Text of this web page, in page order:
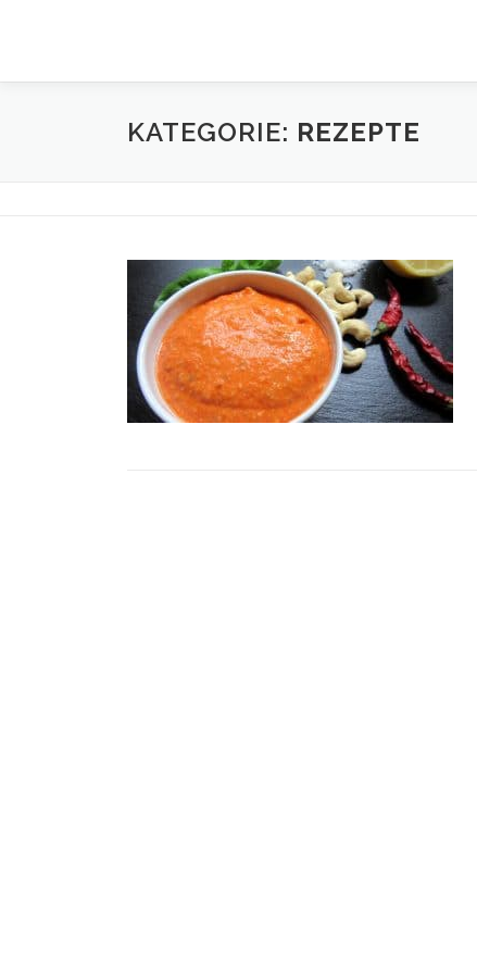
KATEGORIE: REZEPTE